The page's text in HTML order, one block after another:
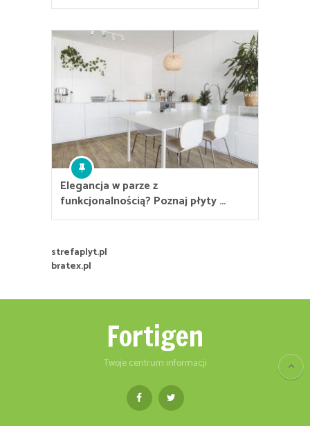
Elegancja w parze z
funkcjonalnością? Poznaj płyty …
strefaplyt.pl
bratex.pl
Fortigen
Twoje centrum informacji